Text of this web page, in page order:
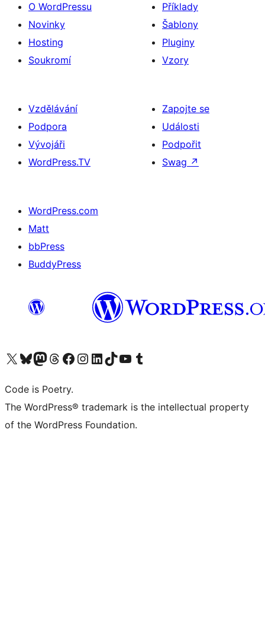
O WordPressu
Novinky
Hosting
Soukromí
Příklady
Šablony
Pluginy
Vzory
Vzdělávání
Podpora
Vývojáři
WordPress.TV
Zapojte se
Události
Podpořit
Swag ↗
WordPress.com
Matt
bbPress
BuddyPress
Navštivte náš účet na X (dříve Twitter)
Navštivte náš Bluesky účetNavštivte náš účet Mastodon
Navštivte náš Threads účetNavštivte naši stránku na Facebooku
Navštivte náš Instagram účetNavštivte náš LinkedIn účetNavštivte náš TikTok účetNavštivte náš YouTube kanálNavštivte náš Tumblr účet
Code is Poetry.
The WordPress® trademark is the intellectual property
of the WordPress Foundation.